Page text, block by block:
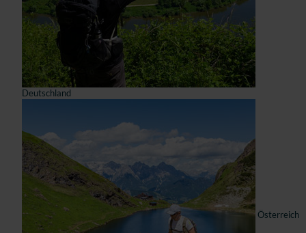
Deutschland
Österreich